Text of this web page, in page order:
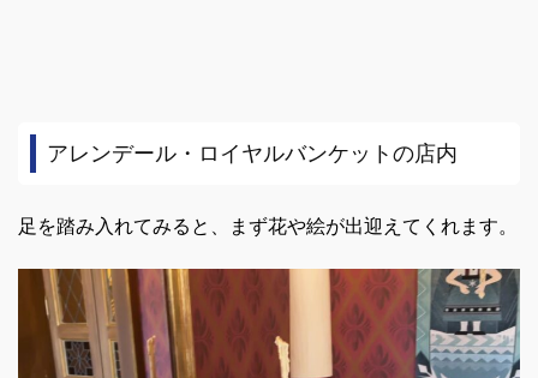
アレンデール・ロイヤルバンケットの店内
足を踏み入れてみると、まず花や絵が出迎えてくれます。